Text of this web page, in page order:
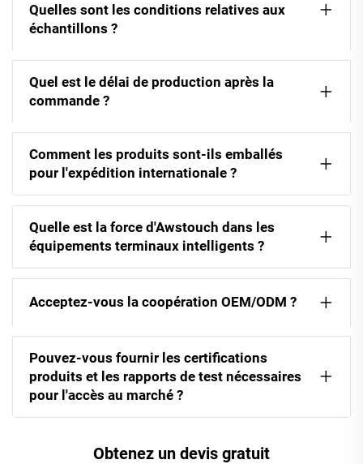
Quelles sont les conditions relatives aux
échantillons ?
Quel est le délai de production après la
commande ?
Comment les produits sont-ils emballés
pour l'expédition internationale ?
Quelle est la force d'Awstouch dans les
équipements terminaux intelligents ?
Acceptez-vous la coopération OEM/ODM ?
Pouvez-vous fournir les certifications
produits et les rapports de test nécessaires
pour l'accès au marché ?
Obtenez un devis gratuit